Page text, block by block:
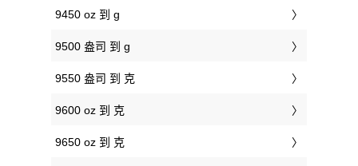
9450 oz 到 g
9500 盎司 到 g
9550 盎司 到 克
9600 oz 到 克
9650 oz 到 克